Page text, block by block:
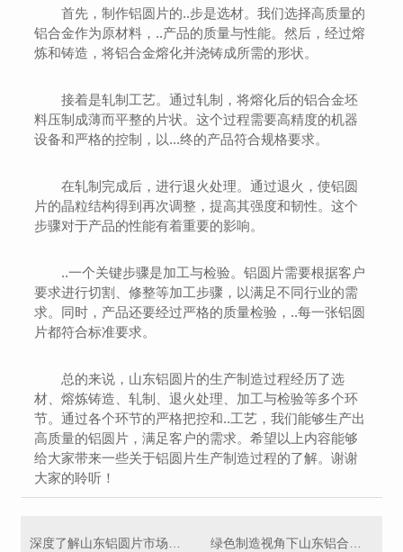
首先，制作铝圆片的..步是选材。我们选择高质量的
铝合金作为原材料，..产品的质量与性能。然后，经过熔
炼和铸造，将铝合金熔化并浇铸成所需的形状。
接着是轧制工艺。通过轧制，将熔化后的铝合金坯
料压制成薄而平整的片状。这个过程需要高精度的机器
设备和严格的控制，以...终的产品符合规格要求。
在轧制完成后，进行退火处理。通过退火，使铝圆
片的晶粒结构得到再次调整，提高其强度和韧性。这个
步骤对于产品的性能有着重要的影响。
..一个关键步骤是加工与检验。铝圆片需要根据客户
要求进行切割、修整等加工步骤，以满足不同行业的需
求。同时，产品还要经过严格的质量检验，..每一张铝圆
片都符合标准要求。
总的来说，山东铝圆片的生产制造过程经历了选
材、熔炼铸造、轧制、退火处理、加工与检验等多个环
节。通过各个环节的严格把控和..工艺，我们能够生产出
高质量的铝圆片，满足客户的需求。希望以上内容能够
给大家带来一些关于铝圆片生产制造过程的了解。谢谢
大家的聆听！